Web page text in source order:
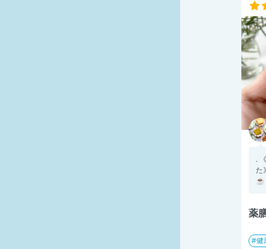
.
た
☕️
薬
健